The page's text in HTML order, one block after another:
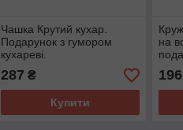
Чашка Крутий кухар.
Подарунок з гумором
кухареві.
287 ₴
Купити
на
196